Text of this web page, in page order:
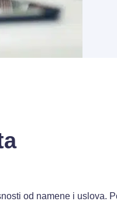
od namene i uslova.